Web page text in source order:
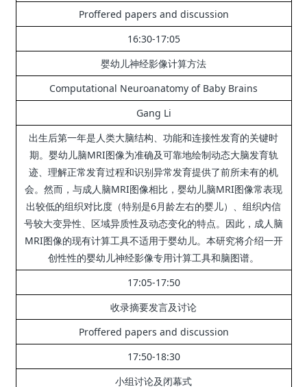
Proffered papers and discussion
16:30-17:05
婴幼儿神经影像计算方法
Computational Neuroanatomy of Baby Brains
Gang Li
出生后第一年是人类大脑结构、功能和连接性发育的关键时
期。 婴幼儿脑MRI图像为准确及可靠地绘制动态大脑发育轨
迹、理解正常发育过程和识别异常发育提供了前所未有的机
会。 然而，与成人脑MRI图像相比，婴幼儿脑MRI图像常表现
出较低的组织对比度（特别是6月龄左右的婴儿）、组织内信
号较大变异性、区域异质性及动态变化的特点。 因此，成人脑
MRI图像的现有计算工具不适用于婴幼儿。 本研究将介绍一开
创性性的婴幼儿神经影像专用计算工具和脑图谱。
17:05-17:50
收录摘要发言及讨论
Proffered papers and discussion
17:50-18:30
小组讨论及闭幕式